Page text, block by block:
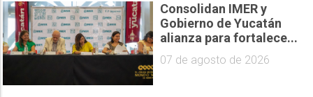
Consolidan IMER y
Gobierno de Yucatán
alianza para fortalece...
07 de agosto de 2026